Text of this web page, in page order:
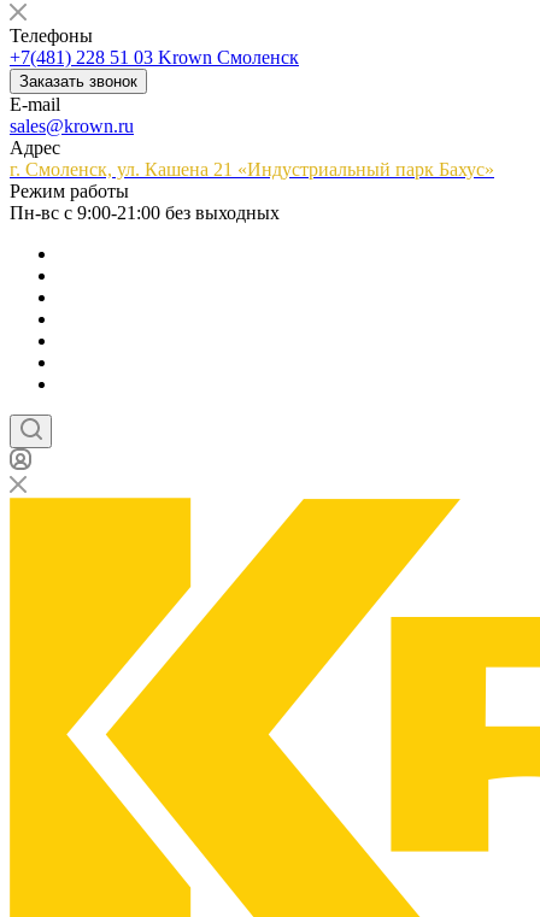
Телефоны
+7(481) 228 51 03 Krown Смоленск
Заказать звонок
E-mail
sales@krown.ru
Адрес
г. Смоленск, ул. Кашена 21 «Индустриальный парк Бахус»
Режим работы
Пн-вс с 9:00-21:00 без выходных